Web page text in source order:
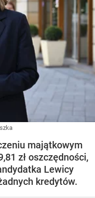
majątkowym
zł oszczędności,
Lewicy
kredytów.